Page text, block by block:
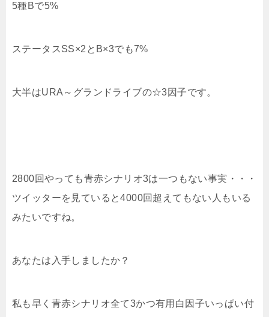
5種Bで5%
ステータスSS×2とB×3でも7%
大半はURA～グランドライブの☆3因子です。
2800回やっても青赤シナリオ3は一つもない事実・・・
ツイッターを見ていると4000回超えてもない人もいる
みたいですね。
あなたは入手しましたか？
私も早く青赤シナリオ全て3かつ有用白因子いっぱい付